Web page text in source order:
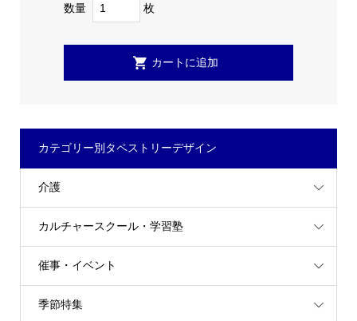
数量 枚
カテゴリー別タペストリーデザイン
介護
カルチャースクール・学習塾
催事・イベント
季節特集